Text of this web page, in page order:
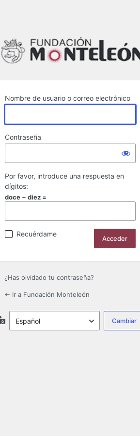
Nombre de usuario o correo electrónico
Contraseña
Por favor, introduce una respuesta en
dígitos:
doce − diez =
Recuérdame
¿Has olvidado tu contraseña?
← Ir a Fundación Monteleón
Idioma